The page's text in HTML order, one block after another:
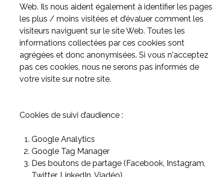
Web. Ils nous aident également à identifier les pages
les plus / moins visitées et d’évaluer comment les
visiteurs naviguent sur le site Web. Toutes les
informations collectées par ces cookies sont
agrégées et donc anonymisées. Si vous n'acceptez
pas ces cookies, nous ne serons pas informés de
votre visite sur notre site.
Cookies de suivi d’audience :
Google Analytics
Google Tag Manager
Des boutons de partage (Facebook, Instagram,